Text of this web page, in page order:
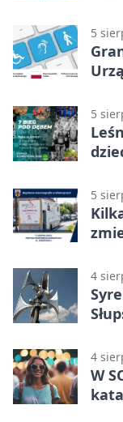
5
5
5
4
4
W